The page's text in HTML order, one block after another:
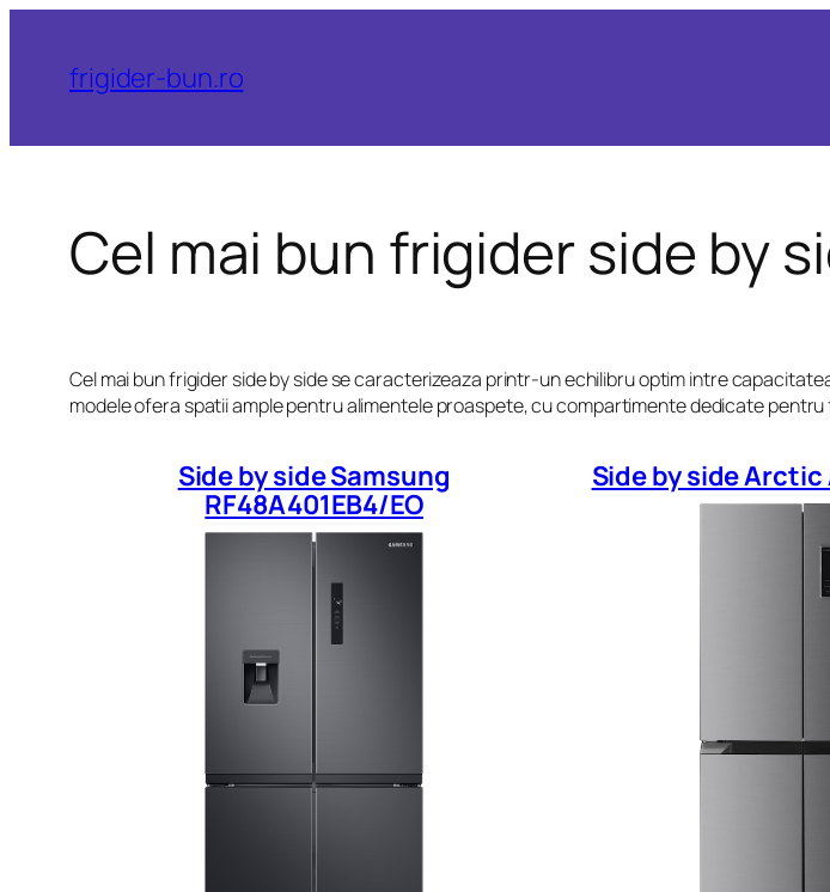
conținut
frigider-bun.ro
Cel mai bun frigider side by
Cel mai bun frigider side by side se caracterizeaza printr-un echilibru optim intre
modele ofera spatii ample pentru alimentele proaspete, cu compartimente dedicate
Side by side Samsung
RF48A401EB4/EO
Side by side Arctic